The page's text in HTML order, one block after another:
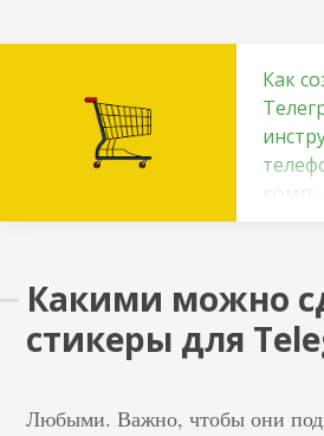
Как
такое
Какими можно
стикеры для
Любыми. Важно, чтобы они